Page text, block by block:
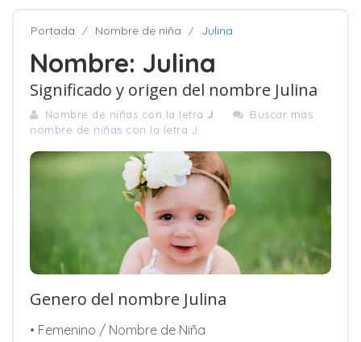
Portada Nombre de niña Julina
Nombre: Julina
Significado y origen del nombre Julina
Nombre de niñas con la letra J
Buscar más
nombre de niñas con la letra J
Genero del nombre Julina
• Femenino / Nombre de Niña